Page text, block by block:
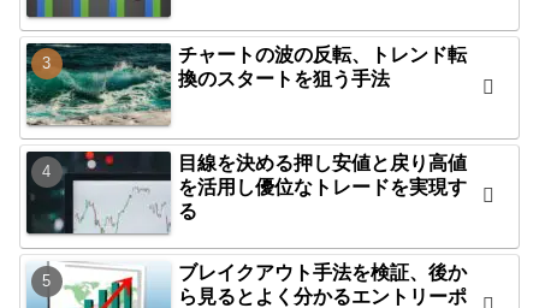
チャートの波の反転、トレンド転
換のスタートを狙う手法
目線を決める押し安値と戻り高値
を活用し優位なトレードを実現す
る
ブレイクアウト手法を検証、後か
ら見るとよく分かるエントリーポ